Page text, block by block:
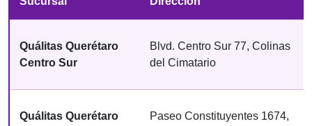
Quálitas Querétaro
Centro Sur
Blvd. Centro Sur 77, Colinas
del Cimatario
Quálitas Querétaro
Paseo Constituyentes 1674,